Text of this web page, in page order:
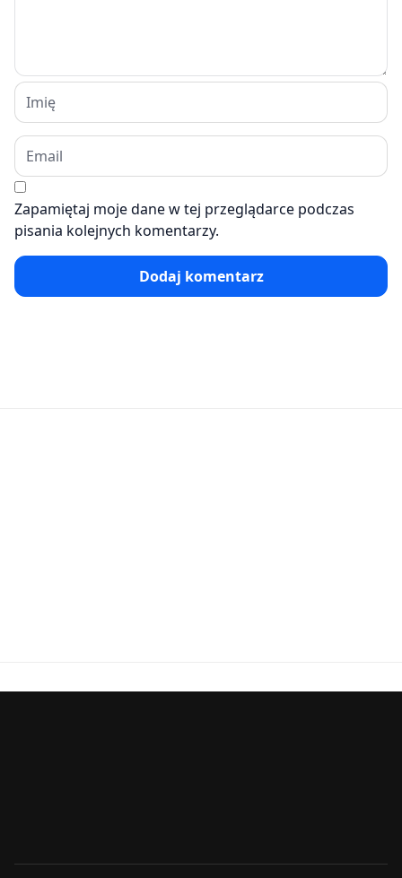
Zapamiętaj moje dane w tej przeglądarce podczas
pisania kolejnych komentarzy.
Dodaj komentarz